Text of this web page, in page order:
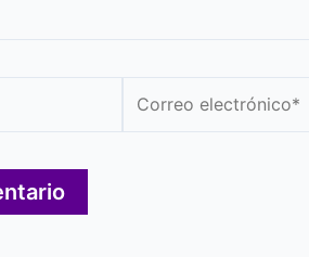
electrónico*